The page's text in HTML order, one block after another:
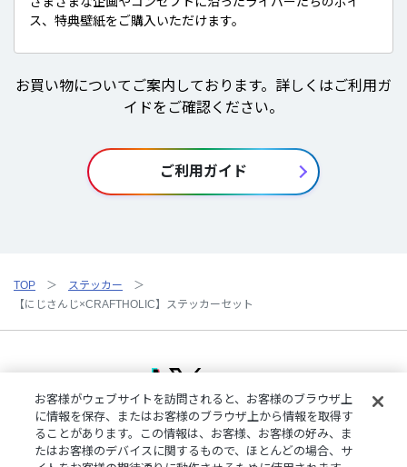
ス、特典壁紙をご購入いただけます。
お買い物についてご案内しております。詳しくはご利用ガ
イドをご確認ください。
ご利用ガイド
TOP
ステッカー
【にじさんじ×CRAFTHOLIC】ステッカーセット
ご利用規約プライバシーポリシー
特定商取引法に基づく表記
ご利用ガイドよくある質問お問い合わせ
お客様がウェブサイトを訪問されると、お客様のブラウザ上
に情報を保存、またはお客様のブラウザ上から情報を取得す
ることがあります。この情報は、お客様、お客様の好み、ま
たはお客様のデバイスに関するもので、ほとんどの場合、サ